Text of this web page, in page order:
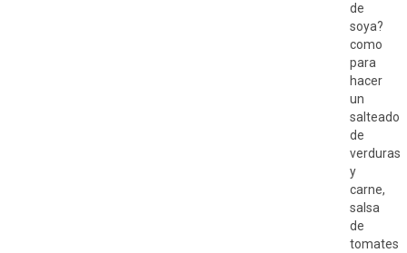
de
soya?
como
para
hacer
un
salteado
de
verduras
y
carne,
salsa
de
tomates